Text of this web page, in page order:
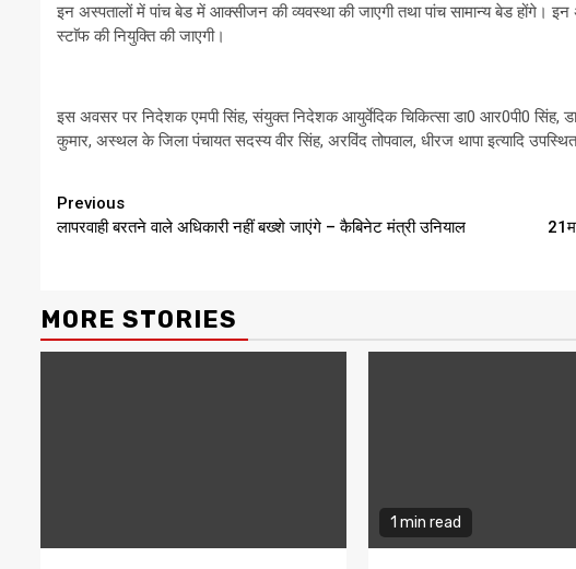
इन अस्पतालों में पांच बेड में आक्सीजन की व्यवस्था की जाएगी तथा पांच सामान्य बेड होंगे।
स्टाॅफ की नियुक्ति की जाएगी।
इस अवसर पर निदेशक एमपी सिंह, संयुक्त निदेशक आयुर्वेदिक चिकित्सा डा0 आर0पी0 सिंह,
कुमार, अस्थल के जिला पंचायत सदस्य वीर सिंह, अरविंद तोपवाल, धीरज थापा इत्यादि
Continue
Reading
Previous
लापरवाही बरतने वाले अधिकारी नहीं बख्शे जाएंगे – कैबिनेट मंत्री उनियाल
MORE STORIES
1 min read